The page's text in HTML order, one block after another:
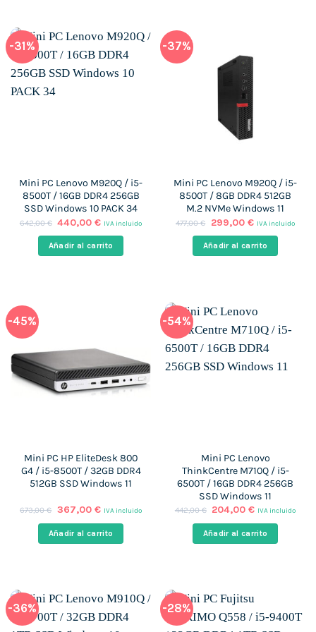
-31%
Mini PC Lenovo M920Q / i5-
8500T / 16GB DDR4 256GB
SSD Windows 10 PACK 34
642,00€ El
original
era:
440,00€El
actual
es:
IVA incluido
Añadir al carrito
-37%
Mini PC Lenovo M920Q / i5-
8500T / 8GB DDR4 512GB
M.2 NVMe Windows 11
477,00€
El
original
era:
299,00 €El
actual
es:
IVA incluido
Añadir al carrito
-45%
Mini PC HP EliteDesk 800
G4 / i5-8500T / 32GB DDR4
512GB SSD Windows 11
673,00€ El
original
era:
367,00 €El
actual
es:
IVA incluido
Añadir al carrito
-54%
Mini PC Lenovo
ThinkCentre M710Q / i5-
6500T / 16GB DDR4 256GB
SSD Windows 11
442,00€ El
original
era:
204,00€El
actual
es:
IVA incluido
Añadir al carrito
-36% -28%